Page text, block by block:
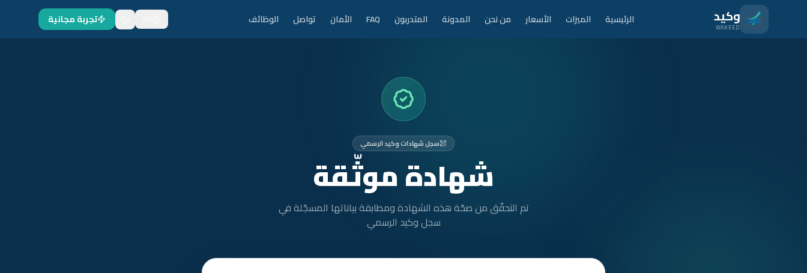
انتقل للمحتوى الرئيسيوكيد
WAKEED الرئيسية الميزات الأسعار من نحن المدونة المتدربون FAQ الأمان تواصل الوظائف تجربة مجانية
سجل شهادات وكيد الرسمي
شهادة موثّقة
تم التحقّق من صحّة هذه الشهادة ومطابقة بياناتها المسجّلة في
سجل وكيد الرسمي